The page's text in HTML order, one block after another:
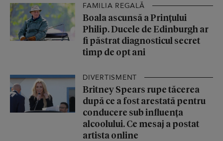
FAMILIA REGALĂ
Boala ascunsă a Prințului
Philip. Ducele de Edinburgh ar
fi păstrat diagnosticul secret
timp de opt ani
DIVERTISMENT
Britney Spears rupe tăcerea
după ce a fost arestată pentru
conducere sub influența
alcoolului. Ce mesaj a postat
artista online